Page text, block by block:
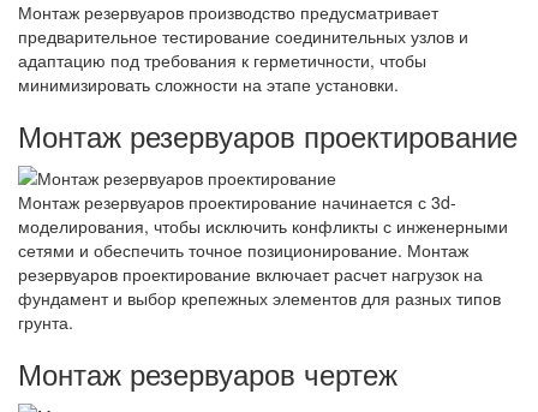
Монтаж резервуаров производство предусматривает
предварительное тестирование соединительных узлов и
адаптацию под требования к герметичности, чтобы
минимизировать сложности на этапе установки.
Монтаж резервуаров проектирование
Монтаж резервуаров проектирование начинается с 3d-
моделирования, чтобы исключить конфликты с инженерными
сетями и обеспечить точное позиционирование. Монтаж
резервуаров проектирование включает расчет нагрузок на
фундамент и выбор крепежных элементов для разных типов
грунта.
Монтаж резервуаров чертеж